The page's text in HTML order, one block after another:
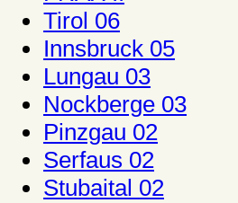
Tirol 06
Innsbruck 05
Lungau 03
Nockberge 03
Pinzgau 02
Serfaus 02
Stubaital 02